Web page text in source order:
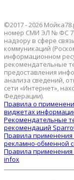
©2017 - 2026
номер СМИ ЭЛ № ФС
надзору в сфере
коммуникаций
информационном
рекомендательные
предоставления
анализа сведений,
сети «Интернет»,
Федерации).
Правила о
виджетах
Рекомендательные
рекомендаций
Правила применения
рекламно-обменной
Правила применения
infox